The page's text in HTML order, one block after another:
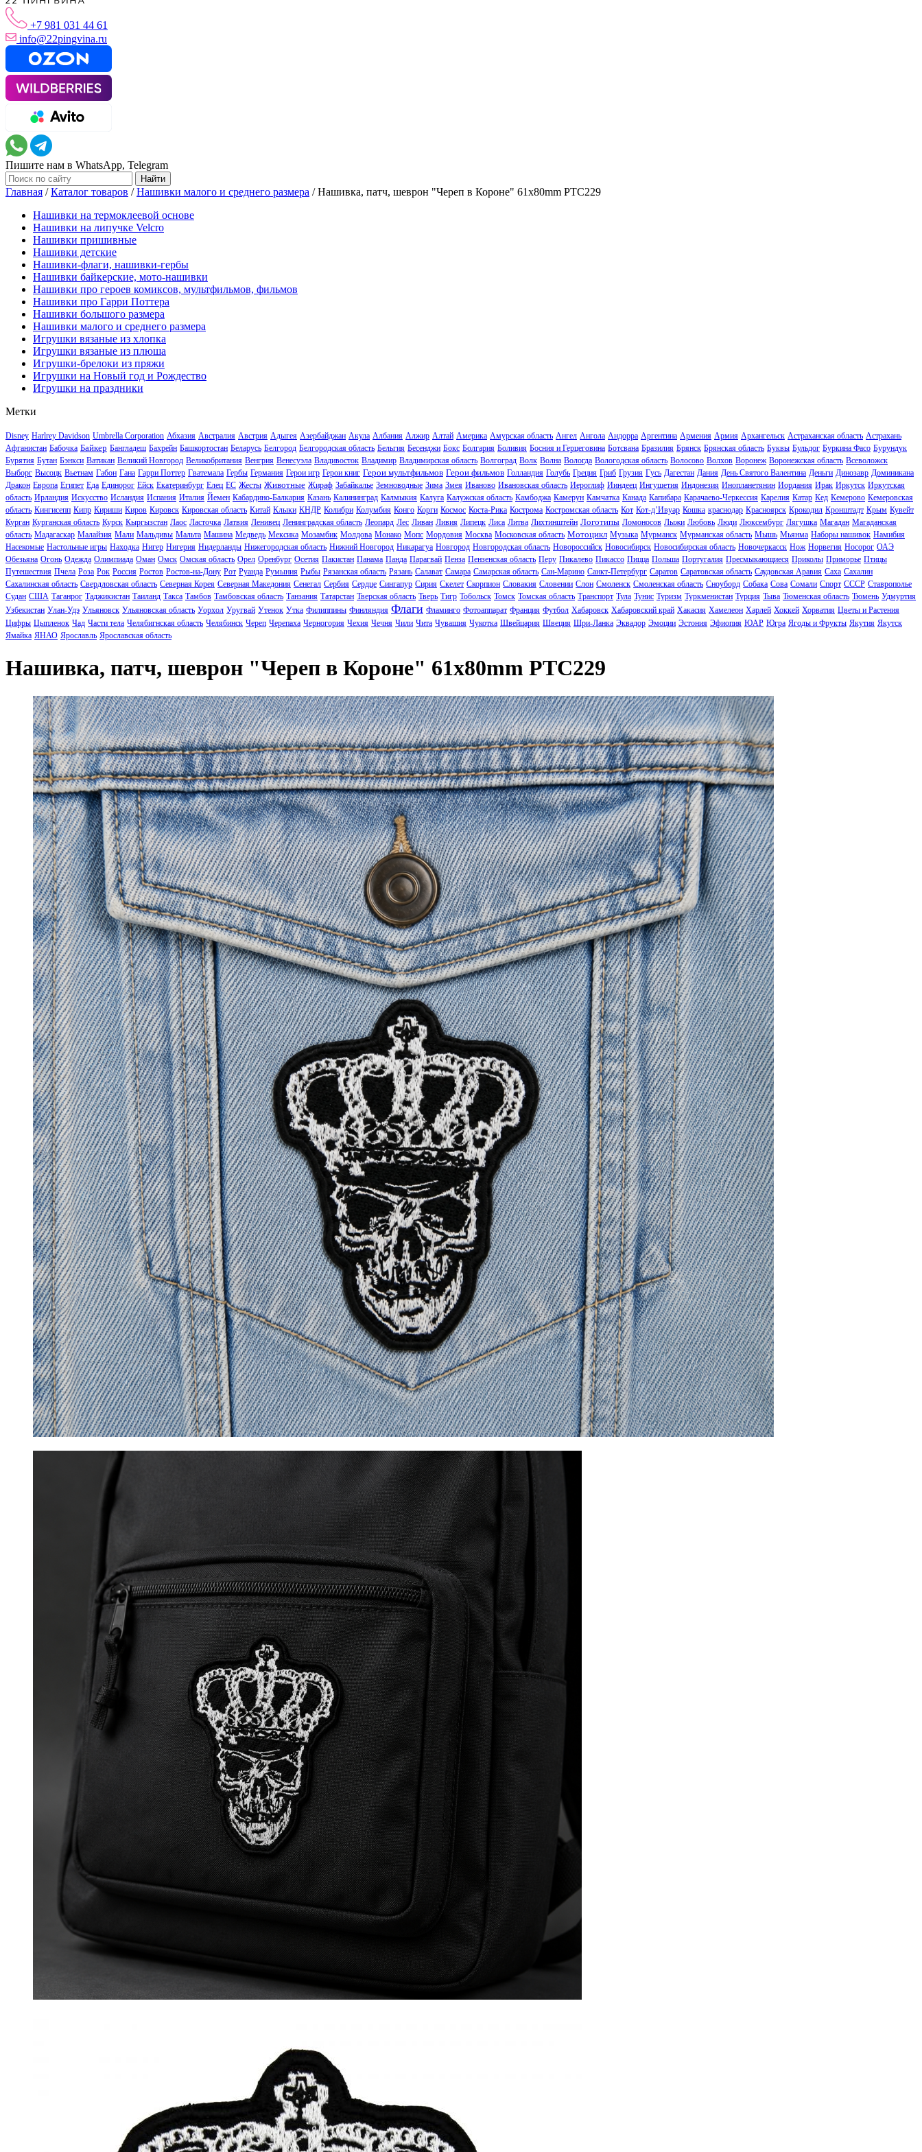
+7 981 031 44 61
info@22pingvina.ru
Пишите нам в WhatsApp, Telegram
Главная /Каталог товаров /Нашивки малого и среднего размера /Нашивка, патч, шеврон "Череп в Короне" 61x80mm PTC229
Нашивки на термоклеевой основе
Нашивки на липучке Velcro
Нашивки пришивные
Нашивки детские
Нашивки-флаги, нашивки-гербы
Нашивки байкерские, мото-нашивки
Нашивки про героев комиксов, мультфильмов, фильмов
Нашивки про Гарри Поттера
Нашивки большого размера
Нашивки малого и среднего размера
Игрушки вязаные из хлопка
Игрушки вязаные из плюша
Игрушки-брелоки из пряжи
Игрушки на Новый год и Рождество
Игрушки на праздники
Метки
Disney Harlrey Davidson Umbrella Corporation Абхазия Австралия Австрия Адыгея Азербайджан Акула Албания Алжир Алтай Америка Амурская область Ангел Ангола Андорра Аргентина Армения Армия Архангельск Астраханская область Астрахань
Афганистан Бабочка Байкер Бангладеш Бахрейн Башкортостан Беларусь Белгород Белгородская область Бельгия Бесенджи Бокс Болгария Боливия Босния и Герцеговина Ботсвана Бразилия Брянск Брянская область Буквы Бульдог Буркина Фасо Бурундук
Бурятия Бутан Бэнкси Ватикан Великий Новгород Великобритания Венгрия Венесуэла Владивосток Владимир Владимирская область Волгоград Волк Волна Вологда Вологодская область Волосово Волхов Воронеж Воронежская область Всеволожск
Выборг Высоцк Вьетнам Габон Гана Гарри Поттер Гватемала Гербы Германия Герои игр Герои книг Герои мультфильмов Герои фильмов Голландия Голубь Греция Гриб Грузия Гусь Дагестан Дания День Святого Валентина Деньги Динозавр Доминикана
Дракон Европа Египет Еда Единорог Ейск Екатеринбург Елец ЕС Жесты Животные Жираф Забайкалье Земноводные Зима Змея Иваново Ивановская область Иероглиф Ииндеец Ингушетия Индонезия Инопланетянин Иордания Ирак Иркутск Иркутская
область Ирландия Искусство Исландия Испания Италия Йемен Кабардино-Балкария Казань Калининград Калмыкия Калуга Калужская область Камбоджа Камерун Камчатка Канада Капибара Карачаево-Черкессия Карелия Катар Кед Кемерово Кемеровская
область Кингисепп Кипр Кириши Киров Кировск Кировская область Китай Клыки КНДР Колибри Колумбия Конго Корги Космос Коста-Рика Кострома Костромская область Кот Кот-д’Ивуар Кошка краснодар Красноярск Крокодил Кронштадт Крым Кувейт
Курган Курганская область Курск Кыргызстан Лаос Ласточка Латвия Ленивец Ленинградская область Леопард Лес Ливан Ливия Липецк Лиса Литва Лихтинштейн Логотипы Ломоносов Лыжи Любовь Люди Люксембург Лягушка Магадан Магаданская
область Мадагаскар Малайзия Мали Мальдивы Мальта Машина Медведь Мексика Мозамбик Молдова Монако Мопс Мордовия Москва Московская область Мотоцикл Музыка Мурманск Мурманская область Мышь Мьянма Наборы нашивок Намибия
Насекомые Настольные игры Находка Нигер Нигерия Нидерланды Нижегородская область Нижний Новгород Никарагуа Новгород Новгородская область Новороссийск Новосибирск Новосибирская область Новочеркасск Нож Норвегия Носорог ОАЭ
Обезьяна Огонь Одежда Олимпиада Оман Омск Омская область Орел Оренбург Осетия Пакистан Панама Панда Парагвай Пенза Пензенская область Перу Пикалево Пикассо Пицца Польша Португалия Пресмыкающиеся Приколы Приморье Птицы
Путешествия Пчела Роза Рок Россия Ростов Ростов-на-Дону Рот Руанда Румыния Рыбы Рязанская область Рязань Салават Самара Самарская область Сан-Марино Санкт-Петербург Саратов Саратовская область Саудовская Аравия Саха Сахалин
Сахалинская область Свердловская область Северная Корея Северная Македония Сенегал Сербия Сердце Сингапур Сирия Скелет Скорпион Словакия Словении Слон Смоленск Смоленская область Сноуборд Собака Сова Сомали Спорт СССР Ставрополье
Судан США Таганрог Таджикистан Таиланд Такса Тамбов Тамбовская область Танзания Татарстан Тверская область Тверь Тигр Тобольск Томск Томская область Транспорт Тула Тунис Туризм Туркменистан Турция Тыва Тюменская область Тюмень Удмуртия
Узбекистан Улан-Удэ Ульяновск Ульяновская область Уорхол Уругвай Утенок Утка Филиппины Финляндия Флаги Фламинго Фотоаппарат Франция Футбол Хабаровск Хабаровский край Хакасия Хамелеон Харлей Хоккей Хорватия Цветы и Растения
Цифры Цыпленок Чад Части тела Челябигнская область Челябинск Череп Черепаха Черногория Чехия Чечня Чили Чита Чувашия Чукотка Швейцария Швеция Шри-Ланка Эквадор Эмоции Эстония Эфиопия ЮАР Югра Ягоды и Фрукты Якутия Якутск
Ямайка ЯНАО Ярославль Ярославская область
Нашивка, патч, шеврон "Череп в Короне" 61x80mm PTC229